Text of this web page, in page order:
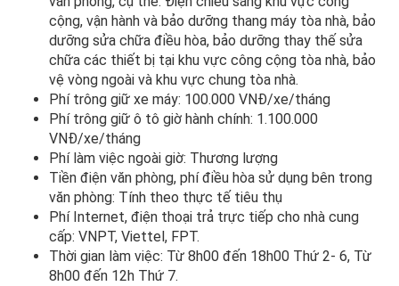
cộng, vận hành và bảo dưỡng thang máy tòa nhà, bảo
dưỡng sửa chữa điều hòa, bảo dưỡng thay thế sửa
chữa các thiết bị tại khu vực công cộng tòa nhà, bảo
vệ vòng ngoài và khu vực chung tòa nhà.
Phí trông giữ xe máy: 100.000 VNĐ/xe/tháng
Phí trông giữ ô tô giờ hành chính: 1.100.000
VNĐ/xe/tháng
Phí làm việc ngoài giờ: Thương lượng
Tiền điện văn phòng, phí điều hòa sử dụng bên trong
văn phòng: Tính theo thực tế tiêu thụ
Phí Internet, điện thoại trả trực tiếp cho nhà cung
cấp: VNPT, Viettel, FPT.
Thời gian làm việc: Từ 8h00 đến 18h00 Thứ 2- 6, Từ
8h00 đến 12h Thứ 7.